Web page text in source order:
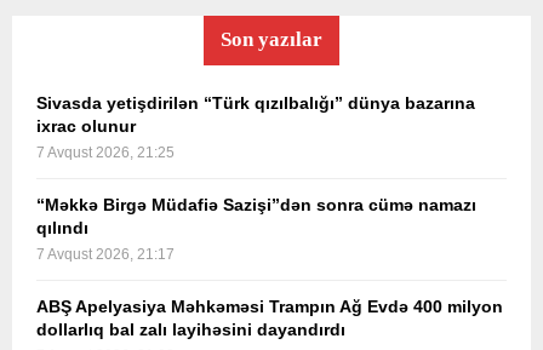
Son yazılar
Sivasda yetişdirilən “Türk qızılbalığı” dünya bazarına
ixrac olunur
7 Avqust 2026, 21:25
“Məkkə Birgə Müdafiə Sazişi”dən sonra cümə namazı
qılındı
7 Avqust 2026, 21:17
ABŞ Apelyasiya Məhkəməsi Trampın Ağ Evdə 400 milyon
dollarlıq bal zalı layihəsini dayandırdı